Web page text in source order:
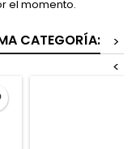
el momento.
CATEGORÍA:
>
<